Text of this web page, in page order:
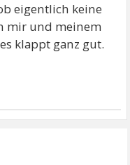
eigentlich keine
mir und meinem
klappt ganz gut.